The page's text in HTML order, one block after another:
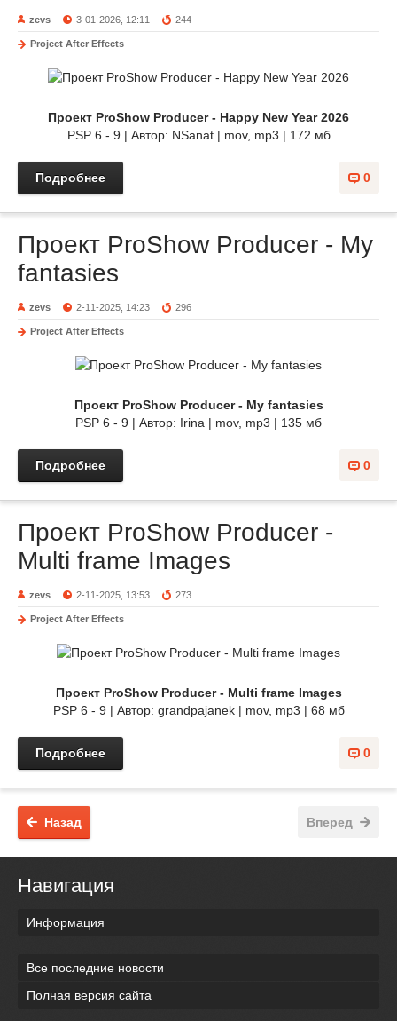
zevs 3-01-2026, 12:11 244
Project After Effects
Проект ProShow Producer - Happy New Year 2026
PSP 6 - 9 | Автор: NSanat | mov, mp3 | 172 мб
0
Подробнее
Проект ProShow Producer - My
fantasies
zevs 2-11-2025, 14:23 296
Project After Effects
Проект ProShow Producer - My fantasies
PSP 6 - 9 | Автор: Irina | mov, mp3 | 135 мб
0
Подробнее
Проект ProShow Producer -
Multi frame Images
zevs 2-11-2025, 13:53 273
Project After Effects
Проект ProShow Producer - Multi frame Images
PSP 6 - 9 | Автор: grandpajanek | mov, mp3 | 68 мб
0
Подробнее
Вперед
Назад
Навигация
Информация
Все последние новости
Полная версия сайта